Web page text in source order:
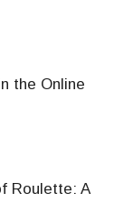
the Online
Roulette: A